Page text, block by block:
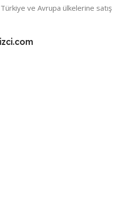
ve Avrupa ülkelerine satış